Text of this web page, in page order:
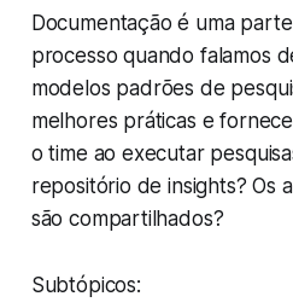
Documentação é uma
processo quando falamos
modelos padrões de
melhores práticas e
o time ao executar
repositório de insights? Os
são compartilhados?
Subtópicos: